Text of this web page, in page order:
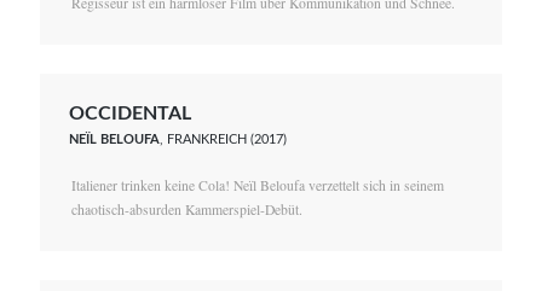
OCCIDENTAL
NEÏL BELOUFA , FRANKREICH (2017)
Italiener trinken keine Cola! Neïl Beloufa verzettelt sich in seinem
chaotisch-absurden Kammerspiel-Debüt.